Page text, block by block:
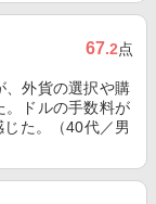
67.2点
、外貨の選択や購
。ドルの手数料が
た。（40代／男